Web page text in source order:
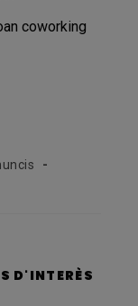
coworking
D'INTERÈS